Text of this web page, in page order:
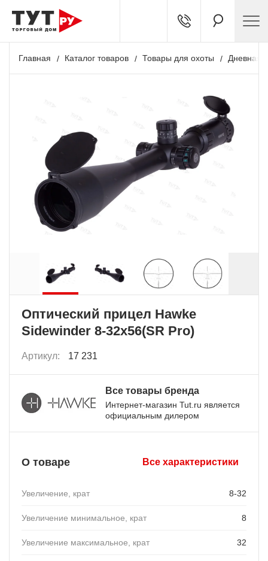
Главная Каталог товаров Товары для охоты Дневная
Оптический прицел Hawke
Sidewinder 8-32x56(SR Pro)
Артикул: 17 231
Все товары бренда
Интернет-магазин Tut.ru является
официальным дилером
О товаре Все характеристики
Увеличение, крат 8-32
Увеличение минимальное, крат 8
Увеличение максимальное, крат 32